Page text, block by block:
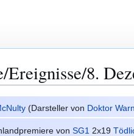
Ereignisse/8.
(Darsteller von Doktor
vonSG1 2x19